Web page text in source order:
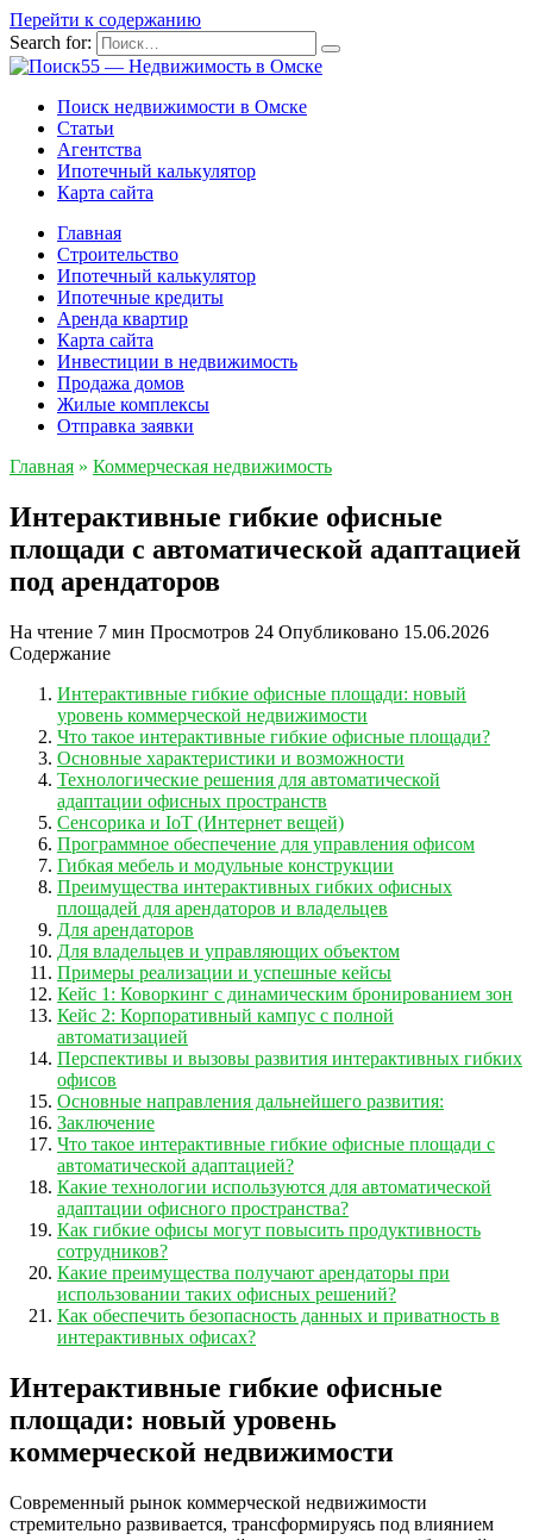
Перейти к содержанию
Search for:
Поиск недвижимости в Омске
Статьи
Агентства
Ипотечный калькулятор
Карта сайта
Главная
Строительство
Ипотечный калькулятор
Ипотечные кредиты
Аренда квартир
Карта сайта
Инвестиции в недвижимость
Продажа домов
Жилые комплексы
Отправка заявки
Главная » Коммерческая недвижимость
Интерактивные гибкие офисные
площади с автоматической адаптацией
под арендаторов
На чтение 7 мин Просмотров 24 Опубликовано 15.06.2026
Содержание
Интерактивные гибкие офисные площади: новый
уровень коммерческой недвижимости
Что такое интерактивные гибкие офисные площади?
Основные характеристики и возможности
Технологические решения для автоматической
адаптации офисных пространств
Сенсорика и IoT (Интернет вещей)
Программное обеспечение для управления офисом
Гибкая мебель и модульные конструкции
Преимущества интерактивных гибких офисных
площадей для арендаторов и владельцев
Для арендаторов
Для владельцев и управляющих объектом
Примеры реализации и успешные кейсы
Кейс 1: Коворкинг с динамическим бронированием зон
Кейс 2: Корпоративный кампус с полной
автоматизацией
Перспективы и вызовы развития интерактивных гибких
офисов
Основные направления дальнейшего развития:
Заключение
Что такое интерактивные гибкие офисные площади с
автоматической адаптацией?
Какие технологии используются для автоматической
адаптации офисного пространства?
Как гибкие офисы могут повысить продуктивность
сотрудников?
Какие преимущества получают арендаторы при
использовании таких офисных решений?
Как обеспечить безопасность данных и приватность в
интерактивных офисах?
Интерактивные гибкие офисные
площади: новый уровень
коммерческой недвижимости
Современный рынок коммерческой недвижимости
стремительно развивается, трансформируясь под влиянием